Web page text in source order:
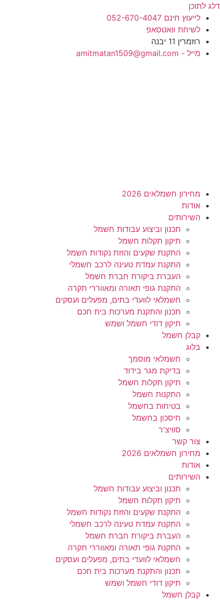
דלג לתוכן
לייעוץ חינם 052-670-4047
לשיחת וואטסאפ
רוזמרין 11 יבנה
מייל - amitmatan1509@gmail.com
מחירון חשמלאים 2026
אודות
השירותים
תכנון וביצוע עבודות חשמל
תיקון תקלות חשמל
התקנת שקעים והזזת נקודות חשמל
התקנת עמדת טעינה לרכב חשמלי
העברת ביקורת חברת חשמל
התקנת גופי תאורה ומאווררי תקרה
חשמלאי לוועדי בתים, מפעלים ועסקים
תכנון והתקנת מערכות בית חכם
תיקון דודי חשמל ושמש
קבלן חשמל
בלוג
חשמלאי מוסמך
בדיקת מגר בידוד
תיקון תקלות חשמל
התקנות חשמל
בטיחות בחשמל
חיסכון בחשמל
סוויצ'ר
צור קשר
מחירון חשמלאים 2026
אודות
השירותים
תכנון וביצוע עבודות חשמל
תיקון תקלות חשמל
התקנת שקעים והזזת נקודות חשמל
התקנת עמדת טעינה לרכב חשמלי
העברת ביקורת חברת חשמל
התקנת גופי תאורה ומאווררי תקרה
חשמלאי לוועדי בתים, מפעלים ועסקים
תכנון והתקנת מערכות בית חכם
תיקון דודי חשמל ושמש
קבלן חשמל